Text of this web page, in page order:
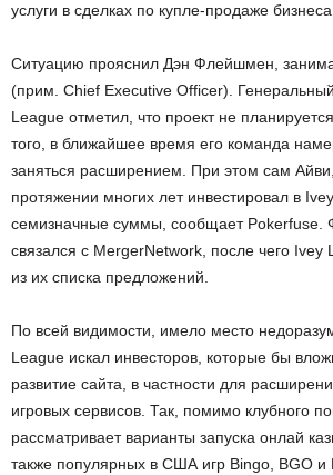
услуги в сделках по купле-продаже
Ситуацию прояснил Дэн Флейшмен,
(прим. Chief Executive Officer).
League отметил, что проект не
того, в ближайшее время его команда
заняться расширением. При этом сам
протяжении многих лет инвестировал в
семизначные суммы, сообщает
связался с MergerNetwork, после чего
из их списка предложений.
По всей видимости, имело место
League искал инвесторов, которые бы
развитие сайта, в частности для
игровых сервисов. Так, помимо клубного
рассматривает варианты запуска онлай
также популярных в США игр Bingo, BGO и